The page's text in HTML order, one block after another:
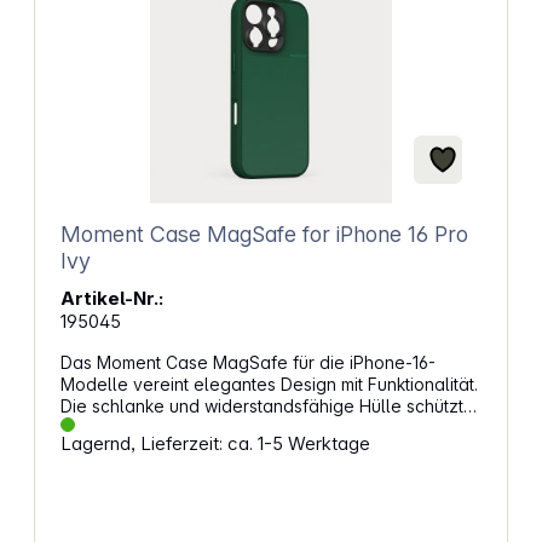
Hintergrundbeleuchtung Schnellwahltasten
x 62,3 x 22,8 mm ca. 162 g
Moment Case MagSafe for iPhone 16 Pro
Ivy
Artikel-Nr.:
195045
Das Moment Case MagSafe für die iPhone-16-
Modelle vereint elegantes Design mit Funktionalität.
Die schlanke und widerstandsfähige Hülle schützt
das iPhone umfassend und verwandelt es in eine
professionelle Kamera. Gefertigt aus einer robusten
Lagernd, Lieferzeit: ca. 1-5 Werktage